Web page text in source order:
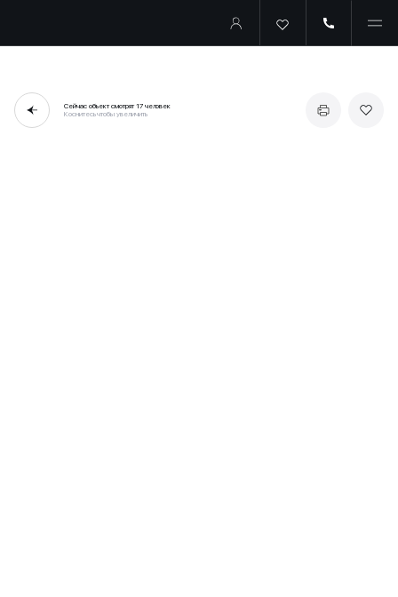
Сейчас объект смотрят17 человек
Коснитесь чтобы увеличить